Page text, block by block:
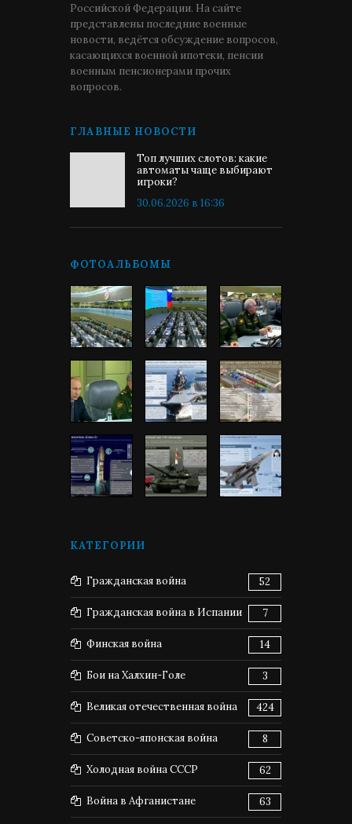
Российской Федерации. На сайте
представлены последние военные
новости, ведётся обсуждение вопросов,
касающихся военной ипотеки, пенсии
военным пенсионерами прочих
вопросов.
ГЛАВНЫЕ НОВОСТИ
Топ лучших слотов: какие
автоматы чаще выбирают
игроки?
30.06.2026 в 16:36
ФОТОАЛЬБОМЫ
КАТЕГОРИИ
Гражданская война 52
Гражданская война в Испании 7
Финская война 14
Бои на Халхин-Голе 3
Великая отечественная война 424
Советско-японская война 8
Холодная война СССР 62
Война в Афганистане 63